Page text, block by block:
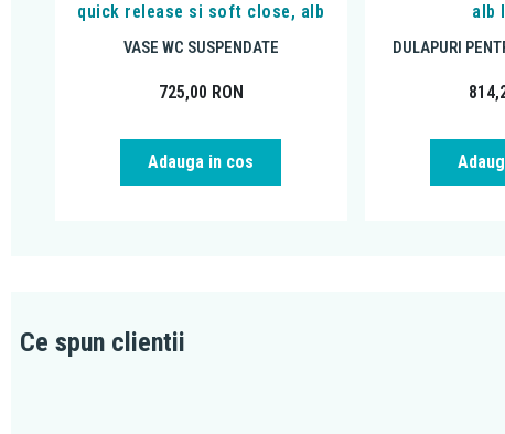
quick release si soft close, alb
VASE WC SUSPENDATE
725,00 RON
Adauga in cos
alb
DULAPURI
Ce spun clientii